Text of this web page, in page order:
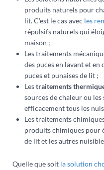
produits naturels pour
lit. C’est le cas avec les
répulsifs naturels qui
maison ;
Les traitements
des puces en lavant et
puces et punaises de lit ;
Lestraitements
sources de chaleur ou
efficacement tous les
Les traitements
produits chimiques pour
de lit et les autres
Quelle que soit la solution